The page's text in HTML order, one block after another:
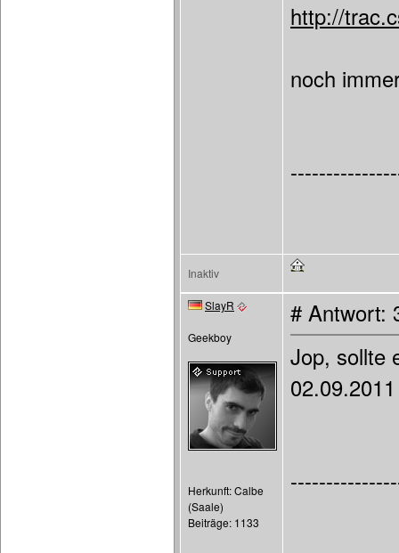
http://
noch
Inaktiv
SlayR
Geekboy
Herkunft: Calbe
(Saale)
Beiträge: 1133
# Antwort:
Jop, sollte